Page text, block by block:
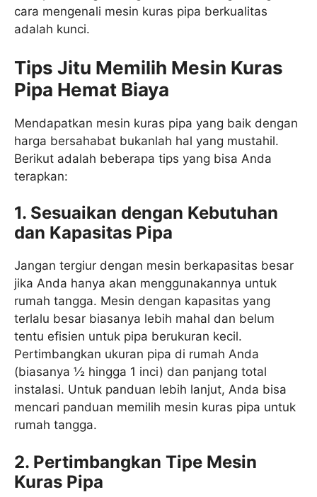
cara mengenali mesin kuras pipa berkualitas
adalah kunci.
Tips Jitu Memilih Mesin Kuras
Pipa Hemat Biaya
Mendapatkan mesin kuras pipa yang baik dengan
harga bersahabat bukanlah hal yang mustahil.
Berikut adalah beberapa tips yang bisa Anda
terapkan:
1. Sesuaikan dengan Kebutuhan
dan Kapasitas Pipa
Jangan tergiur dengan mesin berkapasitas besar
jika Anda hanya akan menggunakannya untuk
rumah tangga. Mesin dengan kapasitas yang
terlalu besar biasanya lebih mahal dan belum
tentu efisien untuk pipa berukuran kecil.
Pertimbangkan ukuran pipa di rumah Anda
(biasanya ½ hingga 1 inci) dan panjang total
instalasi. Untuk panduan lebih lanjut, Anda bisa
mencari panduan memilih mesin kuras pipa untuk
rumah tangga.
2. Pertimbangkan Tipe Mesin
Kuras Pipa